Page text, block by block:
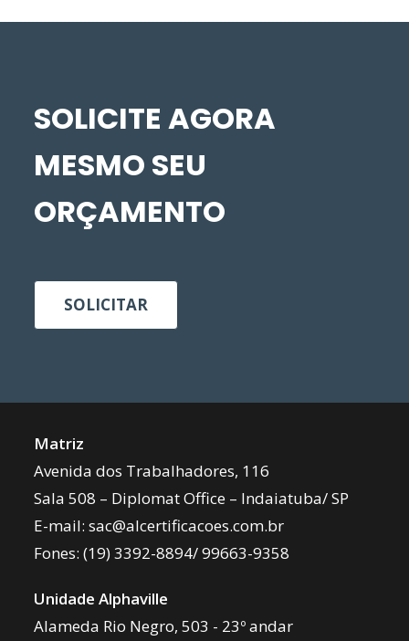
SOLICITE AGORA
MESMO SEU
ORÇAMENTO
SOLICITAR
Matriz
Avenida dos Trabalhadores, 116
Sala 508 – Diplomat Office – Indaiatuba/ SP
E-mail:sac@alcertificacoes.com.br
Fones:(19) 3392-8894/99663-9358
Unidade Alphaville
Alameda Rio Negro, 503 - 23º andar